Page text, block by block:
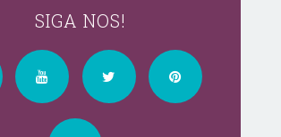
SIGA NOS!